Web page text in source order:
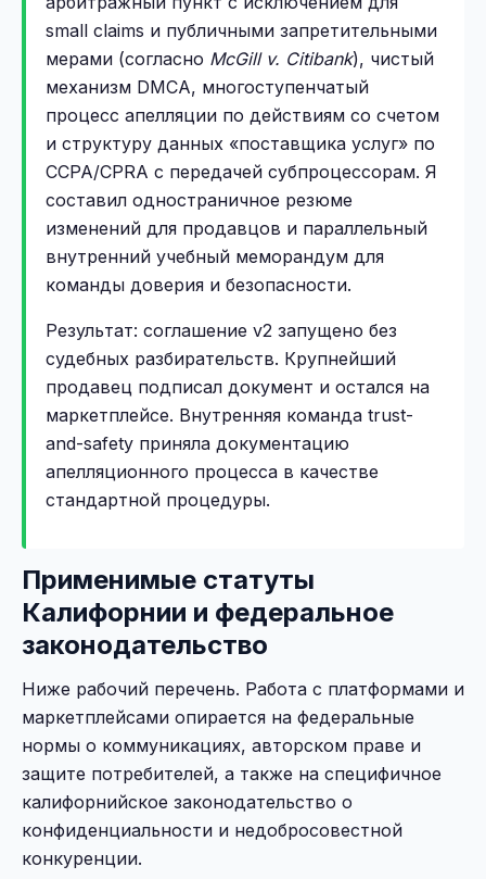
small claims и публичными запретительными
мерами (согласно McGill v. Citibank), чистый
механизм DMCA, многоступенчатый
процесс апелляции по действиям со счетом
и структуру данных «поставщика услуг» по
CCPA/CPRA с передачей субпроцессорам. Я
составил одностраничное резюме
изменений для продавцов и параллельный
внутренний учебный меморандум для
команды доверия и безопасности.
Результат: соглашение v2 запущено без
судебных разбирательств. Крупнейший
продавец подписал документ и остался на
маркетплейсе. Внутренняя команда trust-
and-safety приняла документацию
апелляционного процесса в качестве
стандартной процедуры.
Применимые статуты
Калифорнии и федеральное
законодательство
Ниже рабочий перечень. Работа с платформами и
маркетплейсами опирается на федеральные
нормы о коммуникациях, авторском праве и
защите потребителей, а также на специфичное
калифорнийское законодательство о
конфиденциальности и недобросовестной
конкуренции.